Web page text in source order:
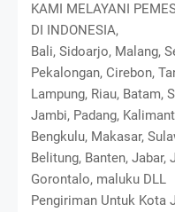
KAMI MELAYANI
DI INDONESIA,
Bali, Sidoarjo, Malang,
Pekalongan, Cirebon,
Lampung, Riau, Batam,
Jambi, Padang,
Bengkulu, Makasar,
Belitung, Banten,
Gorontalo, maluku DLL
Pengiriman Untuk Kota